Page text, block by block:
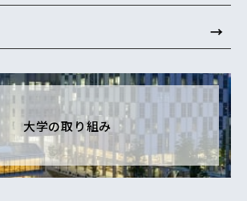
→
大学の取り組み